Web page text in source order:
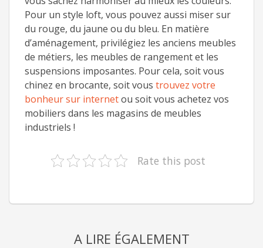
Pour un style loft, vous pouvez aussi miser sur
du rouge, du jaune ou du bleu. En matière
d’aménagement, privilégiez les anciens meubles
de métiers, les meubles de rangement et les
suspensions imposantes. Pour cela, soit vous
chinez en brocante, soit vous trouvez votre
bonheur sur internetou soit vous achetez vos
mobiliers dans les magasins de meubles
industriels !
Rate this post
A LIRE ÉGALEMENT